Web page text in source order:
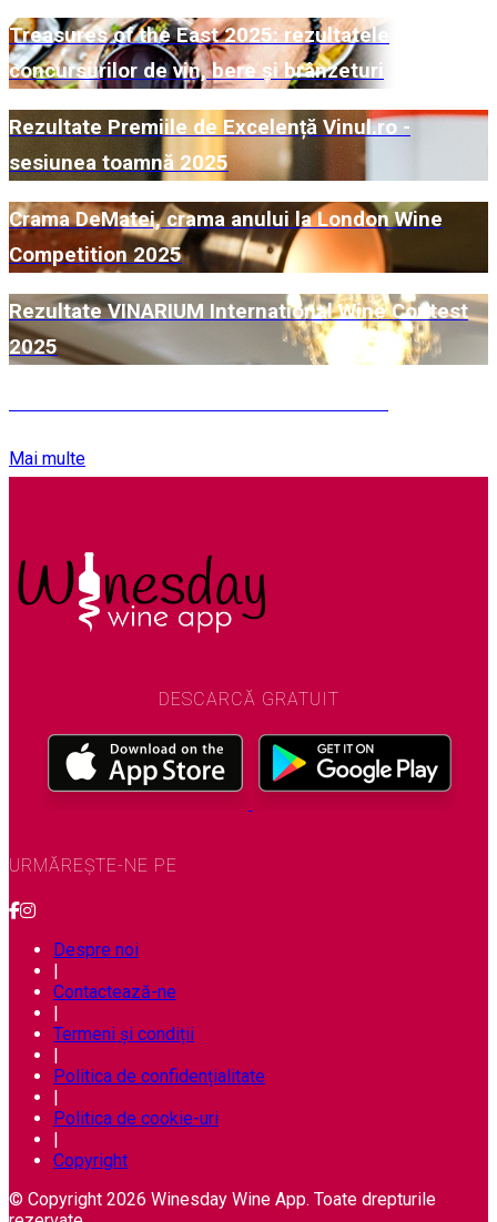
Treasures of the East 2025: rezultatele
concursurilor de vin, bere și brânzeturi
Rezultate Premiile de Excelență Vinul.ro -
sesiunea toamnă 2025
Crama DeMatei, crama anului la London Wine
Competition 2025
Rezultate VINARIUM International Wine Contest
2025
Mai multe
DESCARCĂ GRATUIT
URMĂREȘTE-NE PE
Despre noi
|
Contactează-ne
|
Termeni și condiții
|
Politica de confidențialitate
|
Politica de cookie-uri
|
Copyright
© Copyright 2026 Winesday Wine App. Toate drepturile